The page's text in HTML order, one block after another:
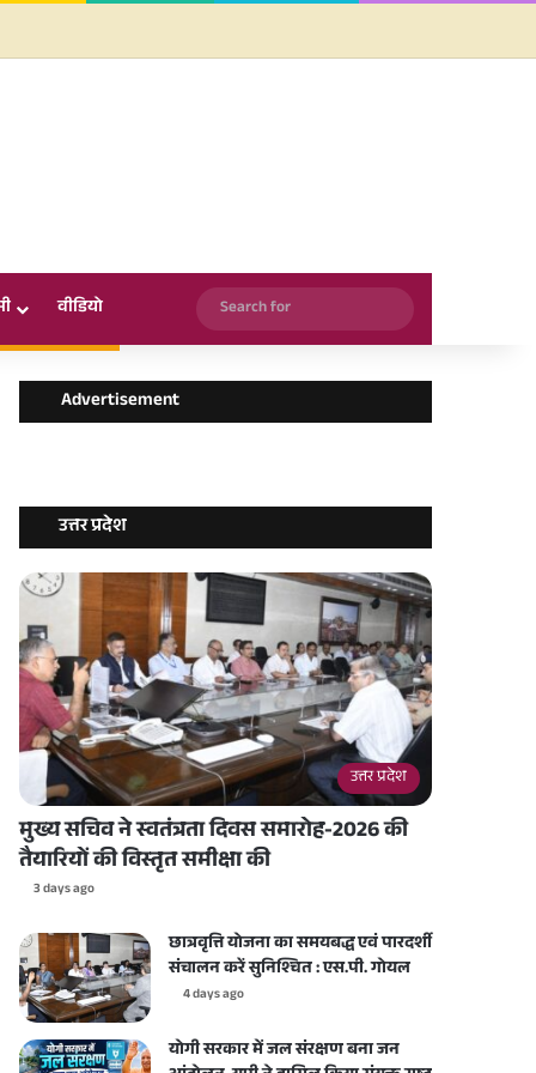
वीडियो
Search
for
Advertisement
उत्तर प्रदेश
उत्तर प्रदेश
मुख्य सचिव ने स्वतंत्रता दिवस समारोह-2026 की
तैयारियों की विस्तृत समीक्षा की
3 days ago
छात्रवृत्ति योजना का समयबद्ध एवं पारदर्शी
संचालन करें सुनिश्चित : एस.पी. गोयल
4 days ago
योगी सरकार में जल संरक्षण बना जन